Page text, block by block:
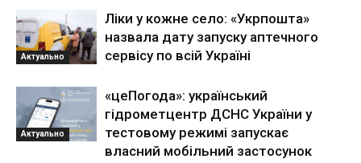
Актуально
Ліки у кожне село: «Укрпошта»
назвала дату запуску аптечного
сервісу по всій Україні
Актуально
«цеПогода»: український
гідрометцентр ДСНС України у
тестовому режимі запускає
власний мобільний застосунок